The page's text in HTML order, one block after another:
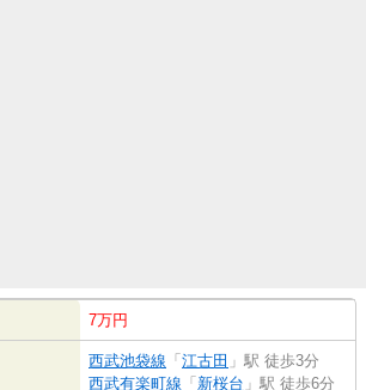
7万円
西武池袋線 「 江古田 」駅 徒歩3分
西武有楽町線 「 新桜台 」駅 徒歩6分